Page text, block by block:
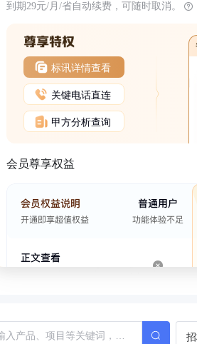
到期29元/月/省自动续费，可随时取消。
标讯详情查看
关键电话直连
甲方分析查询
会员尊享权益